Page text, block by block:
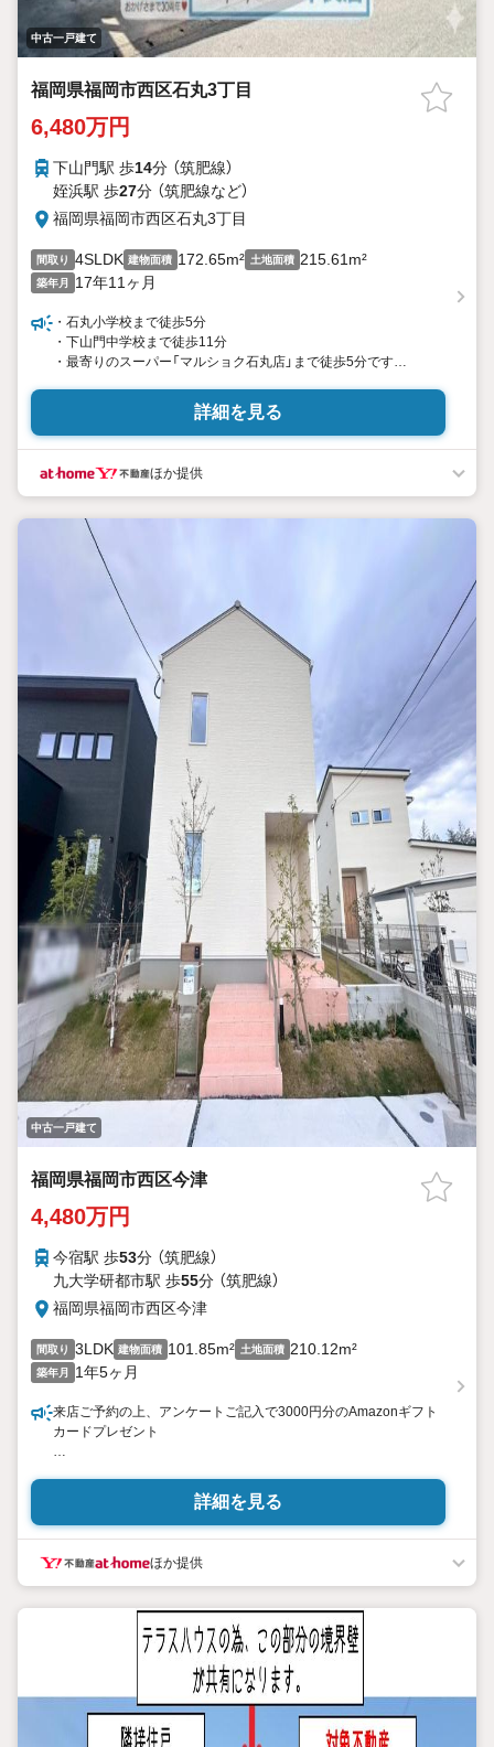
中古一戸建て
福岡県福岡市西区石丸3丁目
6,480万円
下山門駅 歩14分 （筑肥線）
姪浜駅 歩27分 （筑肥線など）
福岡県福岡市西区石丸3丁目
間取り 4SLDK 建物面積 172.65m² 土地面積 215.61m²
築年月 17年11ヶ月
・石丸小学校まで徒歩5分
・下山門中学校まで徒歩11分
・最寄りのスーパー「マルショク石丸店」まで徒歩5分です
ハウスフリーダム早良店の強み
地域密着型の不動産会社として、
ます。
福岡県内に3店舗ございますので、その他エリアの物件紹介ももち
ろん可能でございます。
スタッフにお家のことは何でもお聞き下さい。
新築一戸建て・中古物件・土地など、数ある物件の中から
お客様のご要望に沿ったご提案をいたします。
ご検討のお客様へ
現地のご案内可能でございます。
営業時間 午前10時00分午後6時30分 （定休日:火曜日、水曜日）
この時間帯はお電話でのお問い合わせがスムーズにご案内できま
上記スケジュール以外でもご案内可能でございます。
無料駐車スペースやキッズスペースもありますのでお子様も一緒
にご来店ください！
まずはお気軽にお問い合わせください
詳細を見る
ほか提供
中古一戸建て
福岡県福岡市西区今津
4,480万円
今宿駅 歩53分 （筑肥線）
九大学研都市駅 歩55分 （筑肥線）
福岡県福岡市西区今津
間取り 3LDK 建物面積 101.85m² 土地面積 210.12m²
築年月 1年5ヶ月
来店ご予約の上、アンケートご記入で3000円分のAmazonギフト
カードプレゼント
・玄洋中学校まで徒歩39分
・最寄りのコンビニ「セブンイレブン 今津運動公園前店」まで徒
歩13分です
ハウスフリーダム早良店の強み
【取り扱い物件が豊富】
地域密着型の不動産会社として、
早良区・西区・糸島市の物件情報を多数取り扱っております。
福岡県内に3店舗ございますので、その他エリアの物件紹介ももち
ろん可能でございます。
スタッフにお家のことは何でもお聞き下さい。
新築一戸建て・中古物件・土地など、数ある物件の中から
お客様のご要望に沿ったご提案をいたします。
詳細を見る
ほか提供